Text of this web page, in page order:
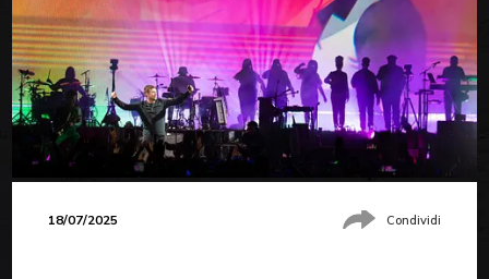
18/07/2025 Condividi